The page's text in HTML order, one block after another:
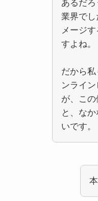
あるだ
業界でし
メージ
すよね。
だから
ンライ
が、こ
と、な
いです。